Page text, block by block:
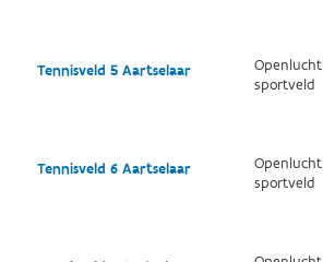
Tennisveld 5 Aartselaar
Openlucht
sportveld
Tennisveld 6 Aartselaar
Openlucht
sportveld